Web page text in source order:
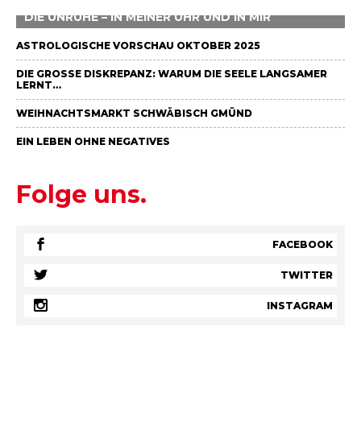
DIE UNRUHE – IN MEINER UHR UND IN MIR
ASTROLOGISCHE VORSCHAU OKTOBER 2025
DIE GROSSE DISKREPANZ: WARUM DIE SEELE LANGSAMER L
ERNT…
WEIHNACHTSMARKT SCHWÄBISCH GMÜND
EIN LEBEN OHNE NEGATIVES
Folge uns.
FACEBOOK
TWITTER
INSTAGRAM